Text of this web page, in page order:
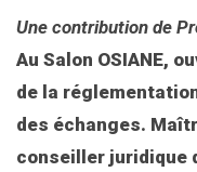
Une contribution de
Au Salon OSIANE,
de la
des échanges.
conseiller juridique